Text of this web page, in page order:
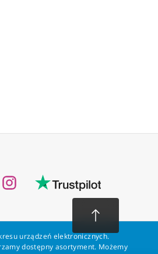
urządzeń elektronicznych.
dostępny asortyment. Możemy